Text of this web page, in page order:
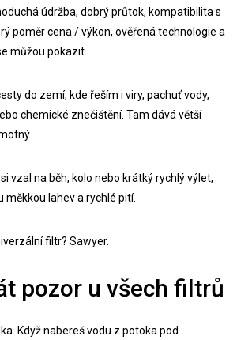
údržba, dobrý průtok, kompatibilita s
poměr cena / výkon, ověřená technologie a
můžou pokazit.
do zemí, kde řeším i viry, pachuť vody,
chemické znečištění. Tam dává větší
vzal na běh, kolo nebo krátký rychlý výlet,
měkkou lahev a rychlé pití.
filtr? Sawyer.
pozor u všech filtrů
Když nabereš vodu z potoka pod